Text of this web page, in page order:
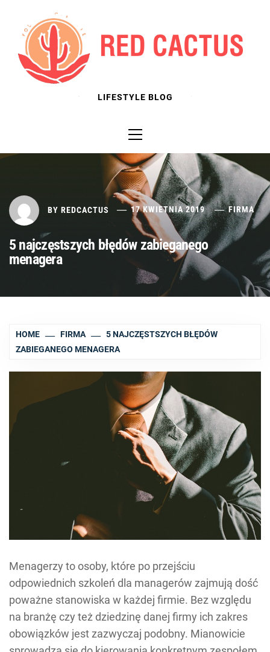
content
LIFESTYLE BLOG
Menu
BY REDCACTUS 17 KWIETNIA 2019 FIRMA
5 najczęstszych błędów zabieganego
menagera
HOME FIRMA
5 NAJCZĘSTSZYCH BŁĘDÓW
ZABIEGANEGO MENAGERA
Menagerzy to osoby, które po przejściu
odpowiednich szkoleń dla managerów zajmują dość
poważne stanowiska w każdej firmie. Bez względu
na branżę czy też dziedzinę danej firmy ich zakres
obowiązków jest zazwyczaj podobny. Mianowicie